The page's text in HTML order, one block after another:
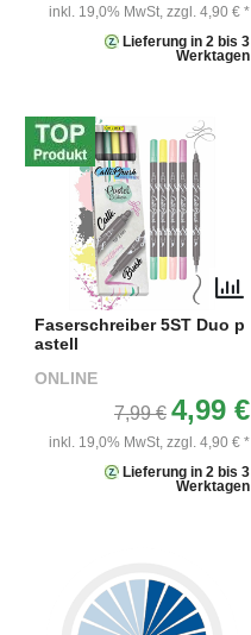
inkl. 19,0% MwSt, zzgl. 4,90 € *
Lieferung in 2 bis 3
Werktagen
Faserschreiber 5ST Duo p
astell
ONLINE
7,99 € 4,99 €
inkl. 19,0% MwSt, zzgl. 4,90 € *
Lieferung in 2 bis 3
Werktagen